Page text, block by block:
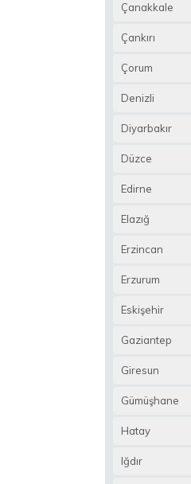
Çanakkale
Çankırı
Çorum
Denizli
Diyarbakır
Düzce
Edirne
Elazığ
Erzincan
Erzurum
Eskişehir
Gaziantep
Giresun
Gümüşhane
Hatay
Iğdır